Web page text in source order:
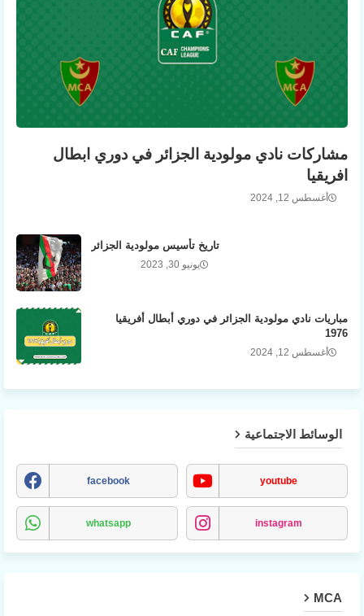
مشاركات نادي مولودية الجزائر في دوري ابطال
افريقيا
أغسطس 12, 2024
تاريخ تأسيس مولودية الجزائر
يونيو 30, 2023
مباريات نادي مولودية الجزائر في دوري أبطال أفريقيا
1976
أغسطس 12, 2024
الوسائط الاجتماعية
facebook youtube
whatsapp instagram
MCA